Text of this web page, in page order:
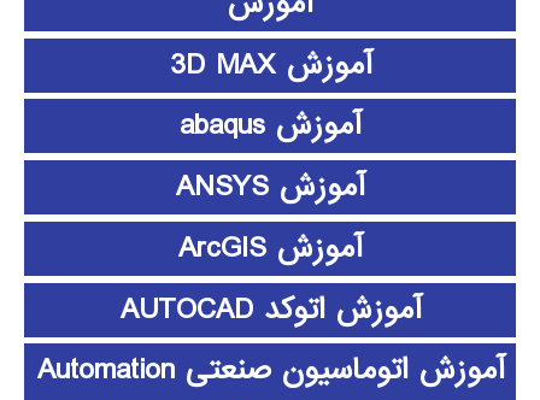
آموزش 3D MAX
آموزش abaqus
آموزش ANSYS
آموزش ArcGIS
آموزش اتوکد AUTOCAD
آموزش اتوماسیون صنعتی Automation